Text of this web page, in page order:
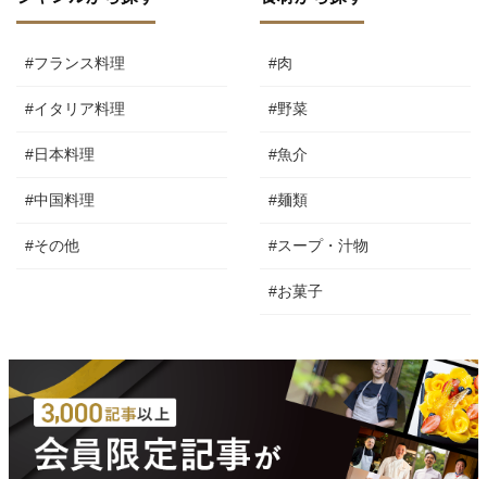
#フランス料理
#イタリア料理
#日本料理
#中国料理
#その他
#肉
#野菜
#魚介
#麺類
#スープ・汁物
#お菓子